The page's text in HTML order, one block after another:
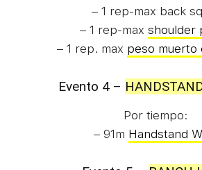
– 1 rep-max back
– 1 rep-max shoulder
– 1 rep. max peso muerto
Evento 4 –
Por tiempo:
– 91m Handstand